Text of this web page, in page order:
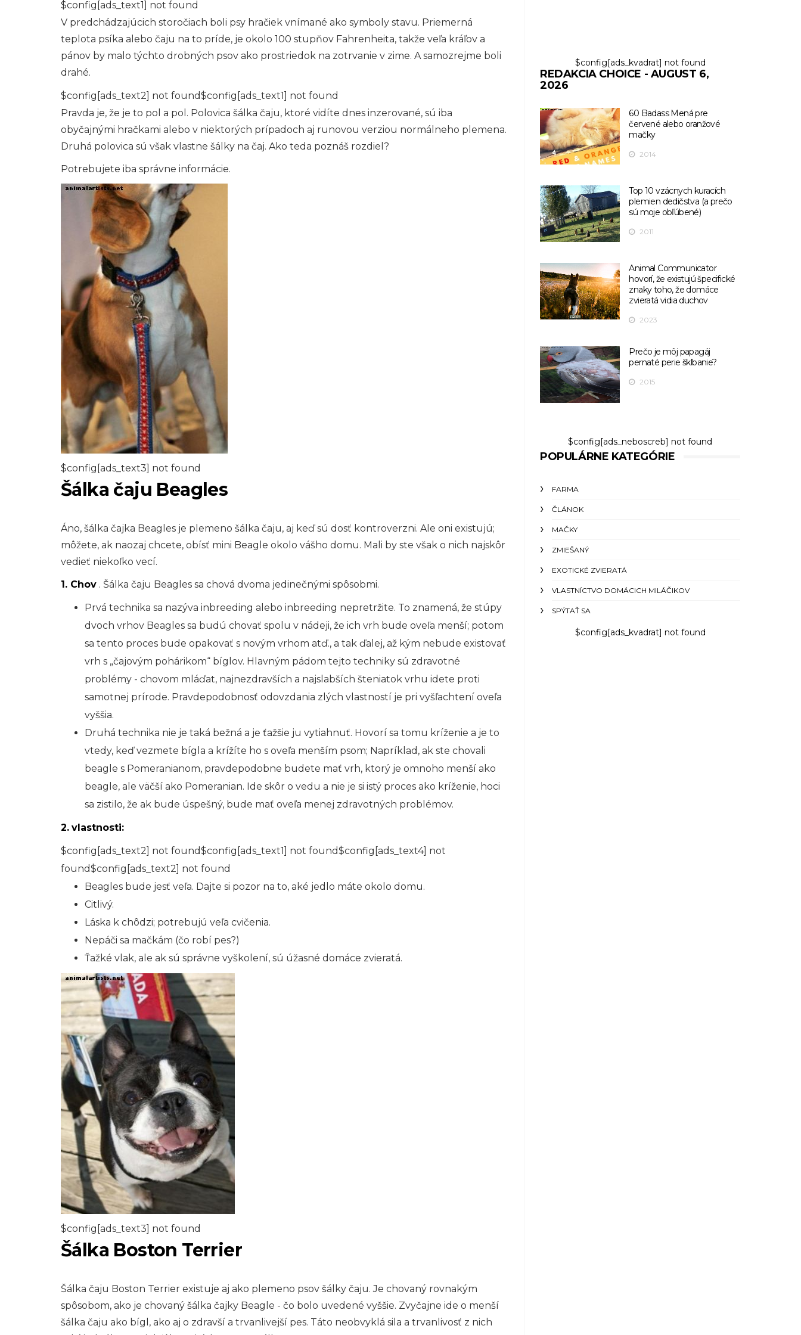
$config[ads_text1] not found
V predchádzajúcich storočiach boli psy hračiek vnímané ako symboly stavu. Priemerná
teplota psíka alebo čaju na to príde, je okolo 100 stupňov Fahrenheita, takže veľa kráľov a
pánov by malo týchto drobných psov ako prostriedok na zotrvanie v zime. A samozrejme boli
drahé.
$config[ads_text2] not found$config[ads_text1] not found
Pravda je, že je to pol a pol. Polovica šálka čaju, ktoré vidíte dnes inzerované, sú iba
obyčajnými hračkami alebo v niektorých prípadoch aj runovou verziou normálneho plemena.
Druhá polovica sú však vlastne šálky na čaj. Ako teda poznáš rozdiel?
Potrebujete iba správne informácie.
$config[ads_text3] not found
Šálka ​​čaju Beagles
Áno, šálka čajka Beagles je plemeno šálka čaju, aj keď sú dosť kontroverzni. Ale oni existujú;
môžete, ak naozaj chcete, obísť mini Beagle okolo vášho domu. Mali by ste však o nich najskôr
vedieť niekoľko vecí.
1. Chov . Šálka ​​čaju Beagles sa chová dvoma jedinečnými spôsobmi.
Prvá technika sa nazýva inbreeding alebo inbreeding nepretržite. To znamená, že stúpy
dvoch vrhov Beagles sa budú chovať spolu v nádeji, že ich vrh bude oveľa menší; potom
sa tento proces bude opakovať s novým vrhom atď., a tak ďalej, až kým nebude existovať
vrh s „čajovým pohárikom“ bíglov. Hlavným pádom tejto techniky sú zdravotné
problémy - chovom mláďat, najnezdravších a najslabších šteniatok vrhu idete proti
samotnej prírode. Pravdepodobnosť odovzdania zlých vlastností je pri vyšľachtení oveľa
vyššia.
Druhá technika nie je taká bežná a je ťažšie ju vytiahnuť. Hovorí sa tomu kríženie a je to
vtedy, keď vezmete bígla a krížíte ho s oveľa menším psom; Napríklad, ak ste chovali
beagle s Pomeranianom, pravdepodobne budete mať vrh, ktorý je omnoho menší ako
beagle, ale väčší ako Pomeranian. Ide skôr o vedu a nie je si istý proces ako kríženie, hoci
sa zistilo, že ak bude úspešný, bude mať oveľa menej zdravotných problémov.
2. vlastnosti:
$config[ads_text2] not found$config[ads_text1] not found$config[ads_text4] not
found$config[ads_text2] not found
Beagles bude jesť veľa. Dajte si pozor na to, aké jedlo máte okolo domu.
Citlivý.
Láska k chôdzi; potrebujú veľa cvičenia.
Nepáči sa mačkám (čo robí pes?)
Ťažké vlak, ale ak sú správne vyškolení, sú úžasné domáce zvieratá.
$config[ads_text3] not found
Šálka ​​Boston Terrier
Šálka ​​čaju Boston Terrier existuje aj ako plemeno psov šálky čaju. Je chovaný rovnakým
spôsobom, ako je chovaný šálka čajky Beagle - čo bolo uvedené vyššie. Zvyčajne ide o menší
šálka čaju ako bígl, ako aj o zdravší a trvanlivejší pes. Táto neobvyklá sila a trvanlivosť z nich
$config[ads_kvadrat] not found
REDAKCIA CHOICE - AUGUST 6,
2026
60 Badass Mená pre
červené alebo oranžové
mačky
2014
Top 10 vzácnych kuracích
plemien dedičstva (a prečo
sú moje obľúbené)
2011
Animal Communicator
hovorí, že existujú špecifické
znaky toho, že domáce
zvieratá vidia duchov
2023
Prečo je môj papagáj
pernaté perie šklbanie?
2015
$config[ads_neboscreb] not found
POPULÁRNE KATEGÓRIE
FARMA
ČLÁNOK
MAČKY
ZMIEŠANÝ
EXOTICKÉ ZVIERATÁ
VLASTNÍCTVO DOMÁCICH MILÁČIKOV
SPÝTAŤ SA
$config[ads_kvadrat] not found